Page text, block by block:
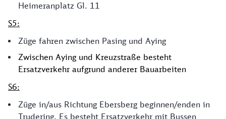
Heimeranplatz Gl. 11
S5:
Züge fahren zwischen Pasing und Aying
Zwischen Aying und Kreuzstraße besteht
Ersatzverkehr aufgrund anderer Bauarbeiten
S6:
Züge in/aus Richtung Ebersberg beginnen/enden in
Trudering. Es besteht Ersatzverkehr mit Bussen